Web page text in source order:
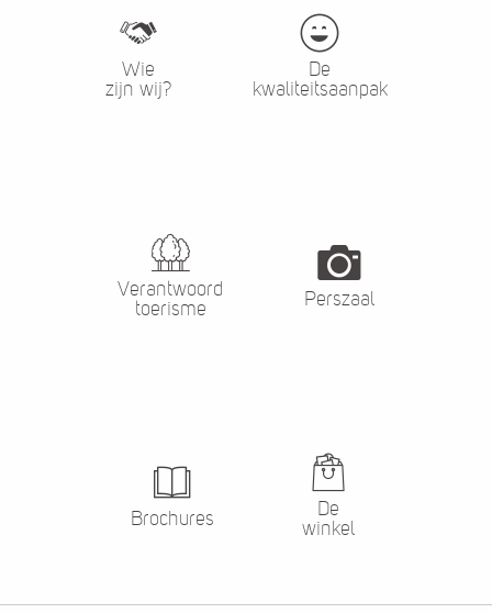
Wie
zijn wij?
De
kwaliteitsaanpak
Verantwoord
toerisme
Perszaal
Brochures
De
winkel